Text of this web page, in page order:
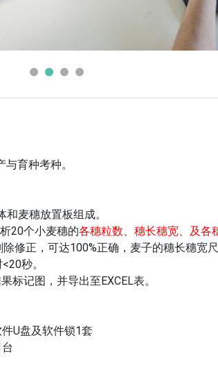
育种考种。
麦穗放置板组成。
20个小麦穗的各穗粒数、穗长穗宽、及各
修正，可达100%正确，麦子的穗长穗宽尺
秒。
标记图，并导出至EXCEL表。
U盘及软件锁1套